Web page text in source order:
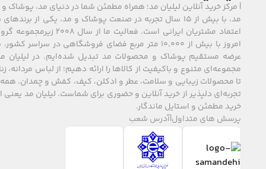
| مرکز خرید آنلاین لیلیان مد؛ همراه مطمئن شما در دنیای مد، پوشاک
مد، با بیش از ۱۵ سال تجربه در صنعت پوشاک و مد، یکی از
اعتماد مشتریان ایرانی است.
امروز با بیش از ۱۰٬۰۰۰ متر مربع فضای فروشگاهی در
عرضه مستقیم پوشاک و محصولات مد تبدیل شده‌ایم. در لیلیان
مجموعه‌ای متنوع و باکیفیت از کالاها را ارائه دهیم؛ از لباس مردانه،
تا محصولات زیبایی و سلامت، عطر و ادکلن، کیف، کفش و چمدان.
تجربه‌ای دلپذیر از خرید آنلاین و حضوری برای شماست. لیلیان مد
خرید مطمئن و استایل ماندگار.
پرسش های متداول|آدرس شعب